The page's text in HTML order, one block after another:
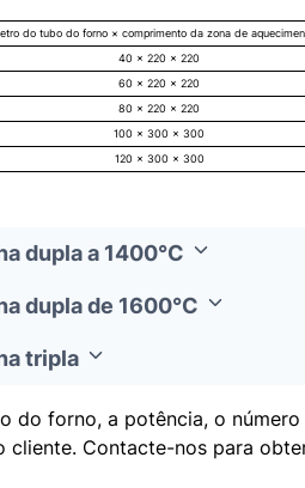
do tubo do forno × comprimento da zona de
40 × 220 × 220
60 × 220 × 220
80 × 220 × 220
100 × 300 × 300
120 × 300 × 300
dupla a 1400°C
dupla de 1600°C
tripla
do forno, a potência, o
cliente. Contacte-nos para